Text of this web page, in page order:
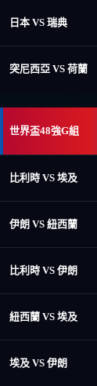
日本 VS 瑞典
突尼西亞 VS 荷蘭
世界盃48強G組
比利時 VS 埃及
伊朗 VS 紐西蘭
比利時 VS 伊朗
紐西蘭 VS 埃及
埃及 VS 伊朗